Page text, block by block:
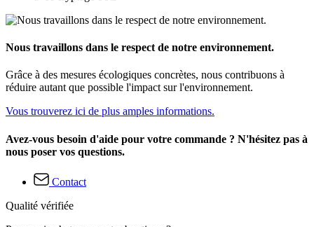
Nous travaillons dans le respect de notre environnement.
Grâce à des mesures écologiques concrètes, nous contribuons à
réduire autant que possible l'impact sur l'environnement.
Vous trouverez ici de plus amples informations.
Avez-vous besoin d'aide pour votre commande ? N'hésitez pas à
nous poser vos questions.
Contact
Qualité vérifiée